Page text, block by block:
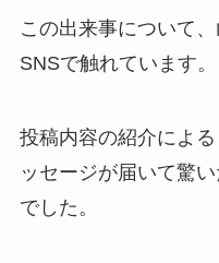
この出来事について
SNSで触れています。
投稿内容の紹介によ
ッセージが届いて驚
でした。